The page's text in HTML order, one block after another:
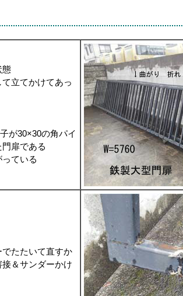
態
立てかけてあっ
が30×30の角パイ
扉である
ている
たたいて直すか
＆サンダーかけ